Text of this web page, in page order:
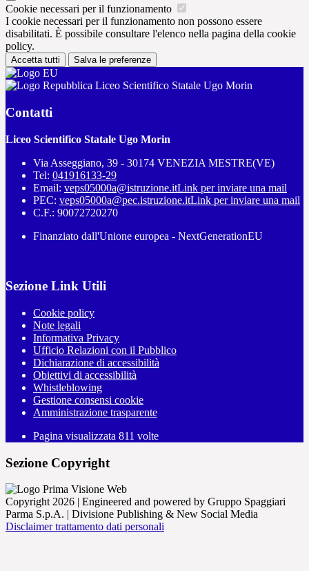
Cookie necessari per il funzionamento
I cookie necessari per il funzionamento non possono essere
disabilitati. È possibile consultare l'elenco nella pagina della cookie
policy.
Accetta tutti Salva le preferenze
Liceo Scientifico Statale Ugo Morin
Contatti
Liceo Scientifico Statale Ugo Morin
Via Asseggiano, 39 - 30174 VENEZIA MESTRE(VE)
Tel: 041916133-29
Email: veps05000a@istruzione.itLink per inviare una mail
PEC: veps05000a@pec.istruzione.itLink per inviare una mail
C.F.: 90072720270
Finanziato dall'Unione europea - NextGenerationEU
Sezione Link Utili
Cookie policy
Note legali
Informativa Privacy
Ufficio Relazioni con il Pubblico
Dichiarazione di accessibilità
Obiettivi di accessibilità
Whistleblowing
Gestione consensi cookie
Amministrazione trasparente
Pagina visualizzata 811 volte
Sezione Copyright
Copyright 2026 | Engineered and powered by Gruppo Spaggiari
Parma S.p.A. | Divisione Publishing & New Social Media
Disclaimer trattamento dati personali